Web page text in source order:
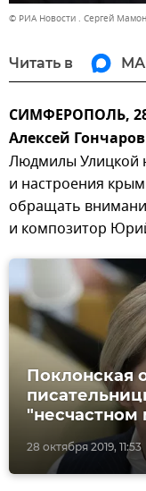
© РИА Новости . Сергей
Читать в
СИМФЕРОПОЛЬ,
Алексей
Людмилы Улицкой
и настроения
обращать
и композитор
28 октября 2019, 11:53
Поклонская
"несчастном